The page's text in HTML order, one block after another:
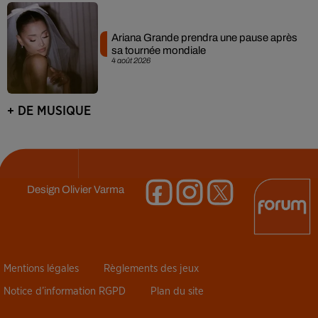
4 août 2026
Ariana Grande prendra une pause après
sa tournée mondiale
+ DE MUSIQUE
DesignOlivier Varma
Mentions légales Règlements des jeux
Notice d’information RGPD Plan du site